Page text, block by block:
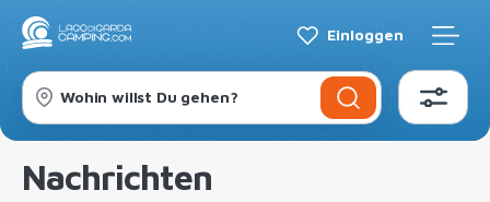
Einloggen
Wohin willst Du gehen?
Nachrichten